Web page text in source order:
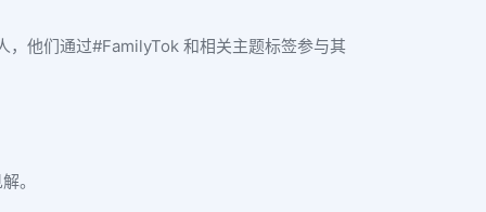
，他们通过#FamilyTok 和相关主题标签参与其
。